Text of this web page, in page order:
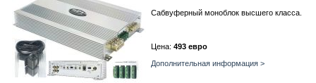
Сабвуферный моноблок высшего класса.
Цена: 493 евро
Дополнительная информация >